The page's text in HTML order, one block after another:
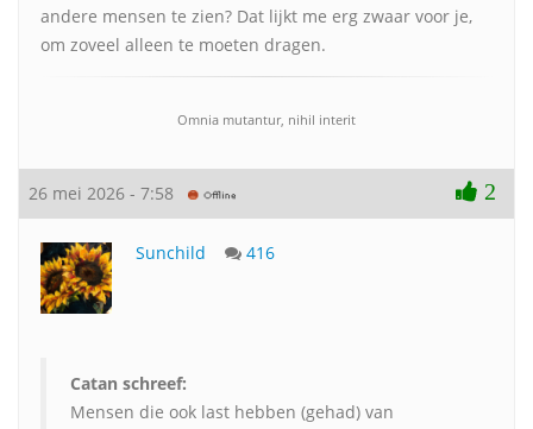
andere mensen te zien? Dat lijkt me erg zwaar voor je,
om zoveel alleen te moeten dragen.
Omnia mutantur, nihil interit
26 mei 2026 - 7:58 2
Sunchild 416
Catan schreef:
Mensen die ook last hebben (gehad) van